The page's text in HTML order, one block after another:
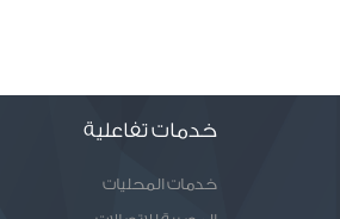
خدمات تفاعلية
خدمات المحليات